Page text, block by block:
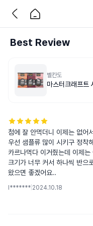
Best Review
벨칸도
마스터크래프트
첨에 잘 안먹더니 이제는 없어
우선 샘플류 많이 시키구 정착
카르나먹다 이거줬는데 이제
크기가 너무 커서 하나씩 반으
왔으면 좋겠어요..
l******* 2024.10.18